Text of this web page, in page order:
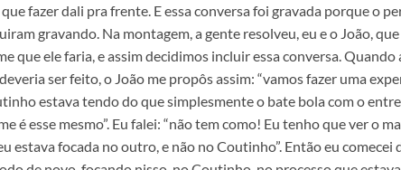
fazer dali pra frente. E essa conversa foi gravada porque o
gravando. Na montagem, a gente resolveu, eu e o João,
que ele faria, e assim decidimos incluir essa conversa.
ser feito, o João me propôs assim: “vamos fazer uma
estava tendo do que simplesmente o bate bola com o
é esse mesmo”. Eu falei: “não tem como! Eu tenho que ver
estava focada no outro, e não no Coutinho”. Então eu